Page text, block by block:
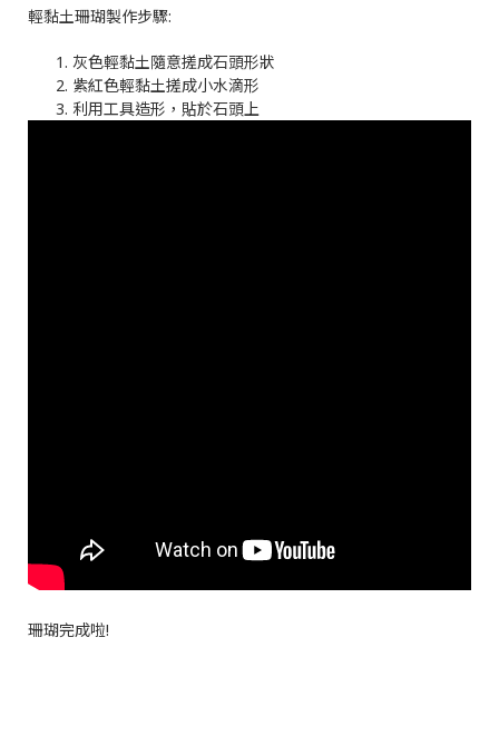
輕黏土珊瑚製作步驟:
灰色輕黏土隨意搓成石頭形狀
紫紅色輕黏土搓成小水滴形
利用工具造形，貼於石頭上
珊瑚完成啦!